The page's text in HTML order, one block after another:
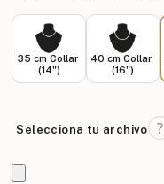
35 cm Collar
(14")
40 cm Collar
(16")
Selecciona tu archivo